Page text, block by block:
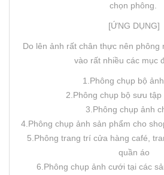
chọn phông.
[ỨNG DỤNG]
Do lên ảnh rất chân thực nên phông
vào rất nhiều các mục
1.Phông chụp bộ
2.Phông chụp bộ sưu tập
3.Phông chụp ảnh
4.Phông chụp ảnh sản phẩm cho
5.Phông trang trí cửa hàng café,
quần áo
6.Phông chụp ảnh cưới tại các